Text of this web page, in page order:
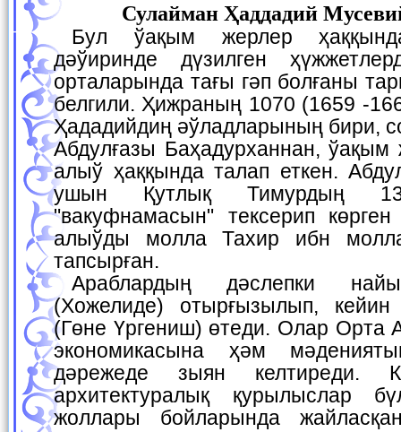
Сулайман Ҳаддадий
Бул ўақым жерлер ҳаққында Қутлық Тимур
дәўиринде дүзилген
орталарында тағы гәп болғаны
белгили. Ҳижраның 1070 (1659 -
Ҳададийдиң әўладларының бири,
Абдулғазы Баҳадурханнан, ўақым
алыў ҳаққында талап еткен.
ушын Қутлық Тимурдың
"вакуфнамасын" тексерип
алыўды молла Тахир ибн
тапсырған.
Араблардың дәслепки найыбы Миздақханда
(Хожелиде) отырғызылып,
(Гөне Үргениш) өтеди. Олар Орта
экономикасына ҳәм
дәрежеде зыян келтиреди.
архитектуралық қурылыслар
жоллары бойларында